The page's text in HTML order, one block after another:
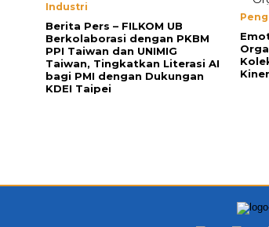
Industri
Berita Pers – FILKOM UB
Berkolaborasi dengan PKBM
PPI Taiwan dan UNIMIG
Taiwan, Tingkatkan Literasi AI
bagi PMI dengan Dukungan
KDEI Taipei